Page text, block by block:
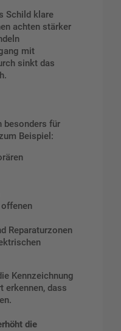
Schild klare
achten stärker
mit
sinkt das
besonders für
Beispiel:
Reparaturzonen
Kennzeichnung
erkennen, dass
die